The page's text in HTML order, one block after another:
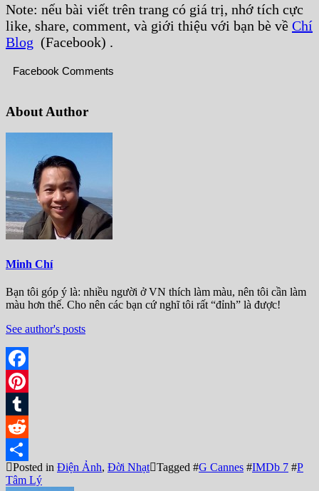
Note: nếu bài viết trên trang có giá trị, nhớ tích cực
like, share, comment, và giới thiệu với bạn bè về Chí
Blog (Facebook) .
Facebook Comments
About Author
Minh Chí
Bạn tôi góp ý là: nhiều người ở VN thích làm màu, nên tôi cần làm
màu hơn thế. Cho nên các bạn cứ nghĩ tôi rất “đỉnh” là được!
See author's posts
Facebook
Pinterest
Tumblr
Reddit
Share
Posted in Điện Ảnh, Đời Nhạt Tagged #G Cannes #IMDb 7 #P
Tâm Lý